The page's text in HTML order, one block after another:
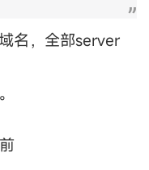
名，全部server